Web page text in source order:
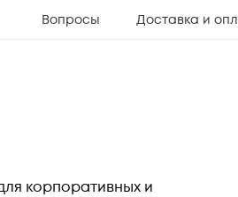
Вопросы Доставка и
корпоративных и